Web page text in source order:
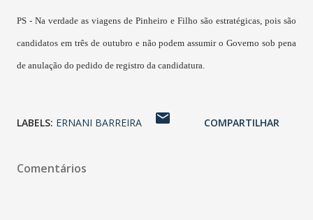
PS - Na verdade as viagens de Pinheiro e Filho são estratégicas, pois são
candidatos em três de outubro e não podem assumir o Governo sob pena
de anulação do pedido de registro da candidatura.
LABELS: ERNANI BARREIRA COMPARTILHAR
Comentários